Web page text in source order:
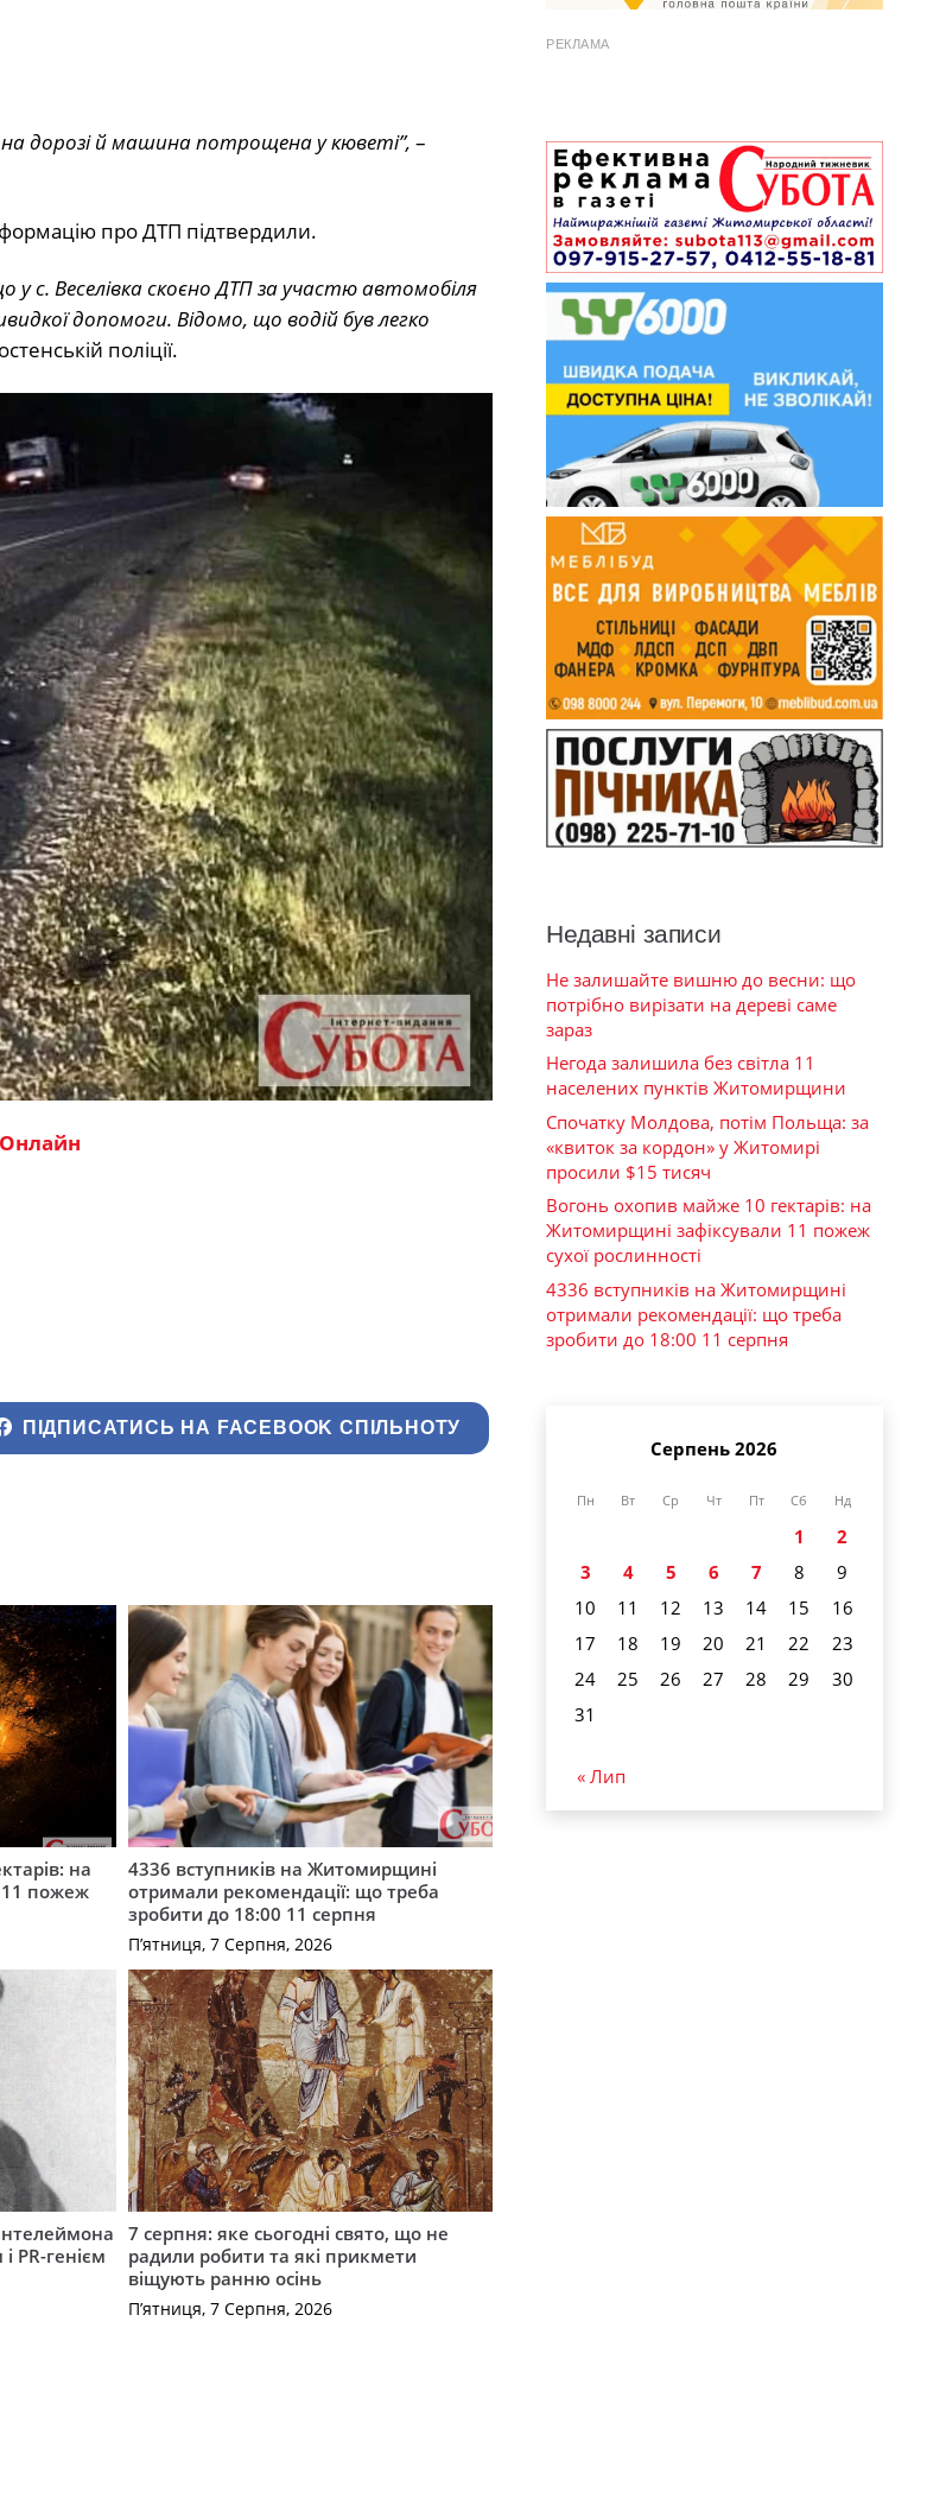
на дорозі й машина потрощена у кюветі”, –
про ДТП підтвердили.
у с. Веселівка скоєно ДТП за участю автомобіля
допомоги. Відомо, що водій був легко
поліції.
ПІДПИСАТИСЬ НА FACEBOOK СПІЛЬНОТУ
на
11 пожеж
4336 вступників на Житомирщині
отримали рекомендації: що треба
зробити до 18:00 11 серпня
П’ятниця, 7 Серпня, 2026
PR-генієм
7 серпня: яке сьогодні свято, що не
радили робити та які прикмети
віщують ранню осінь
П’ятниця, 7 Серпня, 2026
РЕКЛАМА
Недавні записи
Не залишайте вишню до весни: що
потрібно вирізати на дереві саме
зараз
Негода залишила без світла 11
населених пунктів Житомирщини
Спочатку Молдова, потім Польща: за
«квиток за кордон» у Житомирі
просили $15 тисяч
Вогонь охопив майже 10 гектарів: на
Житомирщині зафіксували 11 пожеж
сухої рослинності
4336 вступників на Житомирщині
отримали рекомендації: що треба
зробити до 18:00 11 серпня
Серпень 2026
Пн Вт Ср Чт Пт Сб Нд
1
2
3
4 5 6 7 8
9
10
11 12 13 14 15
16
17
18 19 20 21 22
23
24
25 26 27 28 29
30
31
« Лип